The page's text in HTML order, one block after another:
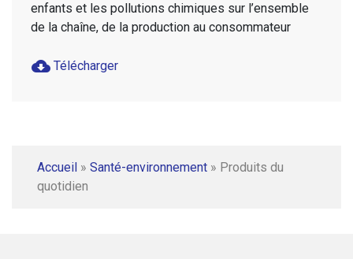
enfants et les pollutions chimiques sur l’ensemble
de la chaîne, de la production au consommateur
cloud_download Télécharger
Accueil » Santé-environnement » Produits du
quotidien